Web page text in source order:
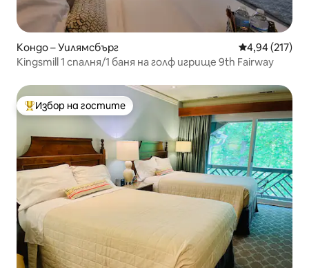
Кондо – Уилямсбърг Средна
4,94 (217)
Kingsmill 1 спалня/1 баня на голф игрище 9th Fairway
Най-популярен избор на гостите
Избор на гостите